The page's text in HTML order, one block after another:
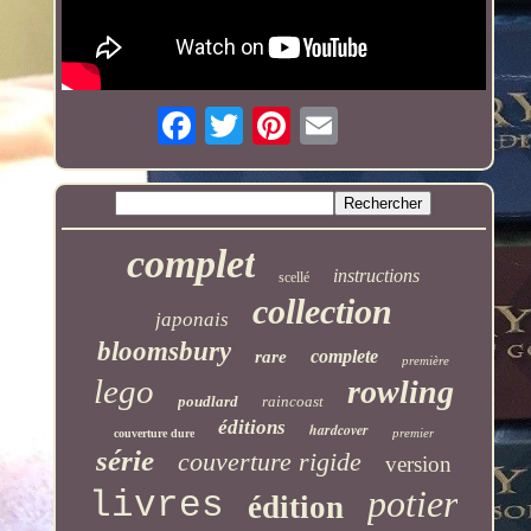
complet scellé instructions
japonais collection
bloomsbury rare complete première
lego poudlard raincoast rowling
couverture dure éditions hardcover premier
série couverture rigide version
livres édition potier